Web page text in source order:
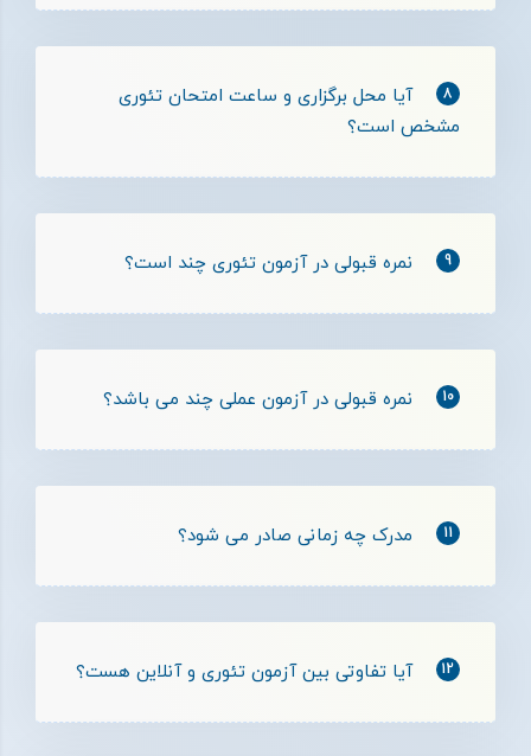
8
آیا محل برگزاری و ساعت امتحان تئوری
مشخص است؟
9 نمره قبولی در آزمون تئوری چند است؟
10 نمره قبولی در آزمون عملی چند می باشد؟
11 مدرک چه زمانی صادر می شود؟
12 آیا تفاوتی بین آزمون تئوری و آنلاین هست؟